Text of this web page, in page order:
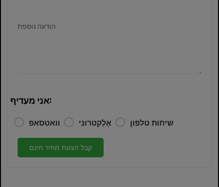
הודעה נוספת
אני מעדיף:
וואטסאפ אֶלֶקטרוֹנִי שיחות טלפון
קבל הצעת מחיר חינם